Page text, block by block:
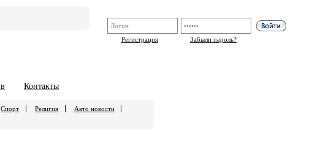
Регистрация
Забыли пароль?
Контакты
Спорт Религия
Авто новости